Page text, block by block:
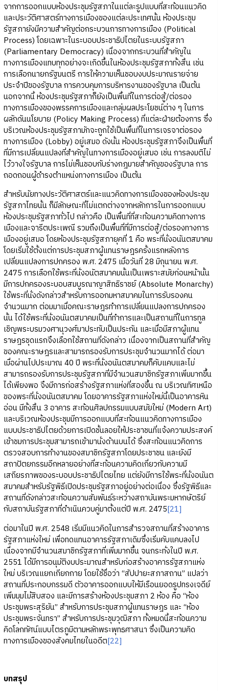
จากการออกแบบห้องประชุมรัฐสภาในแต่ละรูปแบบที่สะท้อนแนวคิด
และประวัติศาสตร์ทางการเมืองของแต่ละประเทศนั้น ห้องประชุม
รัฐสภายังมีความสำคัญต่อกระบวนการทางการเมือง (Political
Process) โดยเฉพาะในระบอบประชาธิปไตยในระบบรัฐสภา
(Parliamentary Democracy) เนื่องจากกระบวนที่สำคัญใน
ทางการเมืองแทบทุกอย่างจะเกิดขึ้นในห้องประชุมรัฐสภาทั้งสิ้น เช่น
การเลือกนายกรัฐมนตรี การให้ความเห็นชอบงบประมาณรายจ่าย
ประจำปีของรัฐบาล การควบคุมการบริหารงานของรัฐบาล เป็นต้น
นอกจากนี้ ห้องประชุมรัฐสภาก็ยังเป็นพื้นที่ในการต่อสู้/ต่อรอง
ทางการเมืองของพรรคการเมืองและกลุ่มผลประโยชน์ต่าง ๆ ในการ
ผลักดันนโยบาย (Policy Making Process) ที่แต่ละฝ่ายต้องการ ซึ่ง
บริเวณห้องประชุมรัฐสภามักจะถูกใช้เป็นพื้นที่ในการเจรจาต่อรอง
ทางการเมือง (Lobby) อยู่เสมอ ดังนั้น ห้องประชุมรัฐสภาจึงเป็นพื้นที่
ที่มีการเปลี่ยนแปลงที่สำคัญในทางการเมืองอยู่เสมอ เช่น การลงมติไม่
ไว้วางใจรัฐบาล การไม่เห็นชอบกับร่างกฎมายสำคัญของรัฐบาล การ
ถอดถอนผู้ดำรงตำแหน่งทางการเมือง เป็นต้น
สำหรับนัยทางประวัติศาสตร์และแนวคิดทางการเมืองของห้องประชุม
รัฐสภาไทยนั้น ก็มีลักษณะที่ไม่แตกต่างจากหลักการในการออกแบบ
ห้องประชุมรัฐสภาทั่วไป กล่าวคือ เป็นพื้นที่ที่สะท้อนความคิดทางการ
เมืองและจารีตประเพณี รวมถึงเป็นพื้นที่ที่มีการต่อสู้/ต่อรองทางการ
เมืองอยู่เสมอ โดยห้องประชุมรัฐสภายุคที่ 1 คือ พระที่นั่งอนันตสมาคม
โดยเริ่มใช้ตั้งแต่การประชุมสภาผู้แทนราษฎรครั้งแรกหลังการ
เปลี่ยนแปลงการปกครอง พ.ศ. 2475 เมื่อวันที่ 28 มิถุนายน พ.ศ.
2475 การเลือกใช้พระที่นั่งอนัตสมาคมนั้นเป็นเพราะสมัยก่อนหน้านั้น
มีการปกครองระบอบสมบูรณาญาสิทธิราชย์ (Absolute Monarchy)
ใช้พระที่นั่งดังกล่าวสำหรับการออกมหาสมาคมในการรับรองคน
จำนวนมาก ต่อมมาเมื่อคณะราษฎรทำการเปลี่ยนแปลงการปกครอง
นั้น ได้ใช้พระที่นั่งอนันตสมาคมเป็นที่ทำการและเป็นสถานที่ในการทูล
เชิญพระบรมวงศานุวงศ์มาประทับเป็นประกัน และเมื่อมีสภาผู้แทน
ราษฎรชุดแรกจึงเลือกใช้สถานที่ดังกล่าว เนื่องจากเป็นสถานที่สำคัญ
ของคณะราษฎรและสามารถรองรับการประชุมจำนวนมากได้ ต่อมา
เมื่อผ่านไปประมาณ 40 ปี พระที่นั่งอนันตสมาคมก็คับแคบและไม่
สามารถรองรับการประชุมรัฐสภาที่มีจำนวนสมาชิกรัฐสภาเพิ่มมากขึ้น
ได้เพียงพอ จึงมีการก่อสร้างรัฐสภาแห่งที่สองขึ้น ณ บริเวณทิศเหนือ
ของพระที่นั่งอนันตสมาคม โดยอาคารรัฐสภาแห่งใหม่นี้เป็นอาคารหิน
อ่อน มีทั้งสิ้น 3 อาคาร สะท้อนศิลปกรรมแบบสมัยใหม่ (Modern Art)
และบริเวณห้องประชุมมีการออกแบบที่สะท้อนแนวคิดทางการเมือง
แบบประชาธิปไตยด้วยการเปิดชั้นลอยให้ประชาชนที่แจ้งความประสงค์
เข้าชมการประชุมสามารถเข้ามานั่งด้านบนได้ ซึ่งสะท้อนแนวคิดการ
ตรวจสอบการทำงานของสมาชิกรัฐสภาโดยประชาชน และยังมี
สถาปัตยกรรมอีกหลายอย่างที่สะท้อนความคิดเกี่ยวกับความมี
เสถียรภาพของระบอบประชาธิปไตยไทย แต่ยังมีการใช้พระที่นั่งอนันต
สมาคมสำหรับรัฐพิธีเปิดประชุมรัฐสภาอยู่อย่างต่อเนื่อง ซึ่งรัฐพิธีและ
สถานที่ดังกล่าวสะท้อนความสัมพันธ์ระหว่างสถาบันพระมหากษัตริย์
กับสถาบันรัฐสภาที่ดำเนินควบคู่มาตั้งแต่ปี พ.ศ. 2475[21]
ต่อมาในปี พ.ศ. 2548 เริ่มมีแนวคิดในการสำรวจสถานที่สร้างอาคาร
รัฐสภาแห่งใหม่ เพื่อทดแทนอาคารรัฐสภาเดิมซึ่งเริ่มคับแคบลงไป
เนื่องจากมีจำนวนสมาชิกรัฐสภาที่เพิ่มมากขึ้น จนกระทั่งในปี พ.ศ.
2551 ได้มีการอนุมัติงบประมาณสำหรับก่อสร้างอาคารรัฐสภาแห่ง
ใหม่ บริเวณแยกเกียกกาย โดยใช้ชื่อว่า “สัปปายะสภาสถาน” แปลว่า
สถานที่ประกอบกรรมดี ตัวอาคารออกแบบให้มีเรือนยอดรูปทรงเจดีย์
เพิ่มมุมไม้สิบสอง และมีการสร้างห้องประชุมสภา 2 ห้อง คือ “ห้อง
ประชุมพระสุริยัน” สำหรับการประชุมสภาผู้แทนราษฎร และ “ห้อง
ประชุมพระจันทรา” สำหรับการประชุมวุฒิสภา ทั้งหมดนี้สะท้อนความ
คิดโลกทัศน์แบบไตรภูมิตามหลักพระพุทธศาสนา ซึ่งเป็นความคิด
ทางการเมืองของสังคมไทยในอดีต[22]
บทสรุป